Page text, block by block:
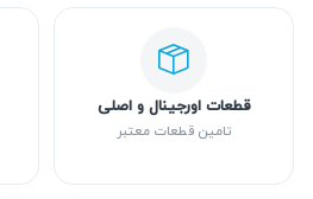
قطعات اورجینال و اصلی
تامین قطعات معتبر